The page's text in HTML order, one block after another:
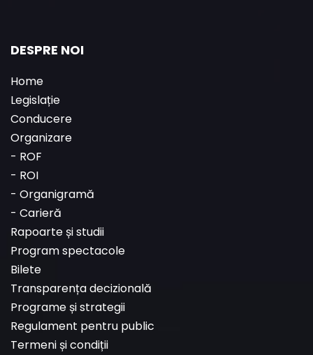
DESPRE NOI
Home
Legislație
Conducere
Organizare
- ROF
- ROI
- Organigramă
- Carieră
Rapoarte și studii
Program spectacole
Bilete
Transparența decizională
Programe și strategii
Regulament pentru public
Termeni și condiții